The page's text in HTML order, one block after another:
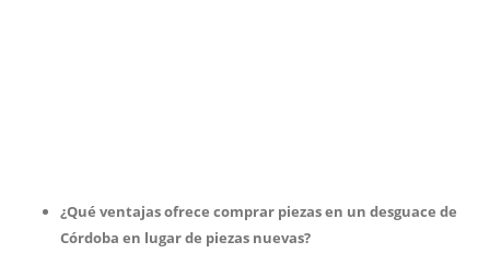
¿Qué ventajas ofrece comprar piezas en un desguace de
Córdoba en lugar de piezas nuevas?